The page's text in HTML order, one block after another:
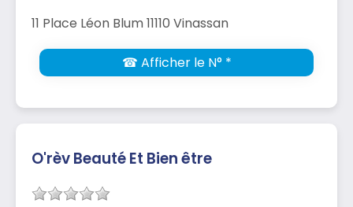
11 Place Léon Blum 11110 Vinassan
☎ Afficher le N° *
O'rèv Beauté Et Bien être